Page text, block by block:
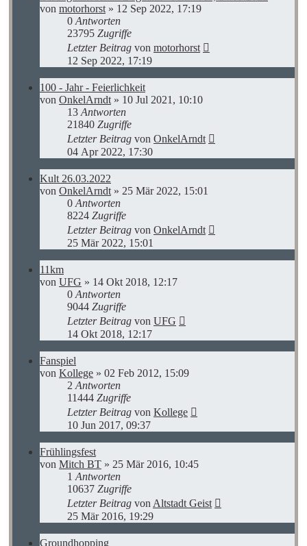
von motorhorst » 12 Sep 2022, 17:19
0 Antworten
23795 Zugriffe
Letzter Beitrag von motorhorst
12 Sep 2022, 17:19
100 - Jahr - Feierlichkeit
von OnkelArndt » 10 Jul 2021, 10:10
13 Antworten
21840 Zugriffe
Letzter Beitrag von OnkelArndt
04 Apr 2022, 17:30
Kult 26.03.2022
von OnkelArndt » 25 Mär 2022, 15:01
0 Antworten
8224 Zugriffe
Letzter Beitrag von OnkelArndt
25 Mär 2022, 15:01
11km
von UFG » 14 Okt 2018, 12:17
0 Antworten
9044 Zugriffe
Letzter Beitrag von UFG
14 Okt 2018, 12:17
Fanspiel
von Kollege » 02 Feb 2012, 15:09
2 Antworten
11444 Zugriffe
Letzter Beitrag von Kollege
10 Jun 2017, 09:37
Frühlingsfest
von Mitch BT » 25 Mär 2016, 10:45
1 Antworten
10637 Zugriffe
Letzter Beitrag von Altstadt Geist
25 Mär 2016, 19:29
Groundhopping